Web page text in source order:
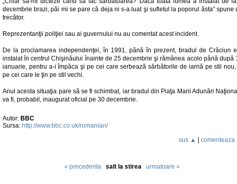
decembrie brazi, păi mi se pare că deja ni s-a luat şi sufletul la poporul ăsta” spune
trecător.
Reprezentanţii poliţiei sau ai guvernului nu au comentat acest incident.
De la proclamarea independenţei, în 1991, până în prezent, bradul de Crăciun
instalat în centrul Chişinăului înainte de 25 decembrie şi rămânea acolo până după
ianuarie, pentru a-i împăca şi pe cei care serbează sărbătorile de iarnă pe stil nou,
pe cei care le ţin pe stil vechi.
Anul acesta situaţia pare să se fi schimbat, iar bradul din Piaţa Marii Adunări
va fi, probabil, inaugurat oficial pe 30 decembrie.
Autor: BBC
Sursa: http://www.bbc.co.uk/romanian/
sus ▲
« precedenta salt la stirea urmatoare »